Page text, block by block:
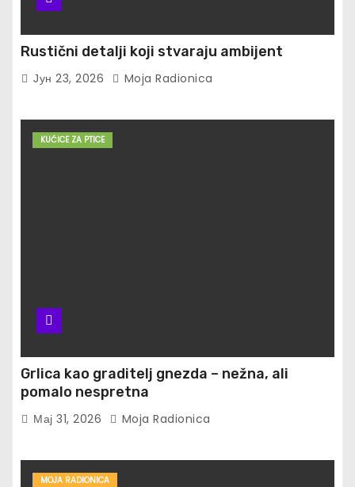
Rustični detalji koji stvaraju ambijent
Јун 23, 2026 Moja Radionica
KUĆICE ZA PTICE
Grlica kao graditelj gnezda – nežna, ali
pomalo nespretna
Мај 31, 2026 Moja Radionica
MOJA RADIONICA